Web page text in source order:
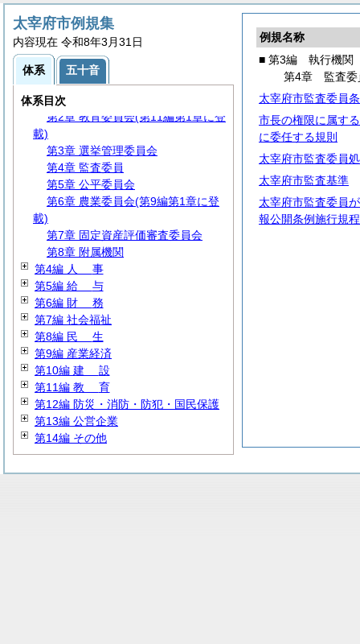
例規名称
■ 第3編 執行機関
第4章 監査委
太宰府市監査委員
市長の権限に属す
に委任する規則
太宰府市監査委員
太宰府市監査基準
太宰府市監査委員
報公開条例施行規程
太宰府市例規集
内容現在 令和8年3月31日
体系 五十音
体系目次
第1編総 規
第2編議会
第3編 執行機関
第1章 市長部局
第2章 教育委員会(第11編第1章に登
載)
第3章 選挙管理委員会
第4章 監査委員
第5章 公平委員会
第6章 農業委員会(第9編第1章に登
載)
第7章 固定資産評価審査委員会
第8章 附属機関
第4編 人 事
第5編 給 与
第6編 財 務
第7編 社会福祉
第8編 民 生
第9編 産業経済
第10編 建 設
第11編 教 育
第12編 防災・消防・防犯・国民保護
第13編 公営企業
第14編 その他